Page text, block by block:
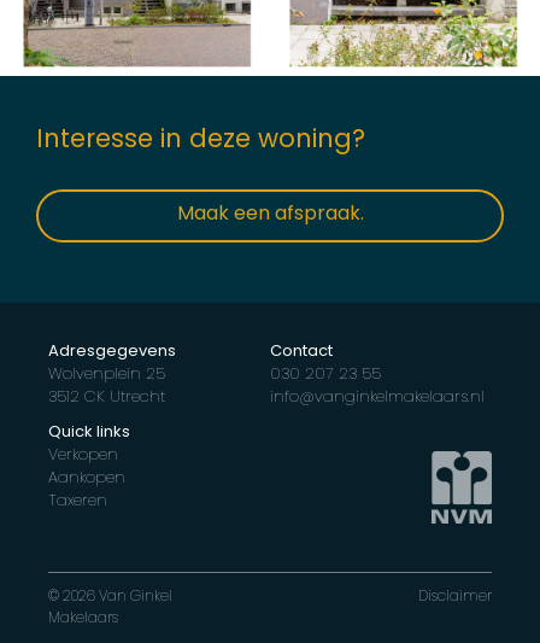
Interesse in deze woning?
Maak een afspraak.
Adresgegevens
Wolvenplein 25
3512 CK Utrecht
Contact
030 207 23 55
info@vanginkelmakelaars.nl
Quick links
Verkopen
Aankopen
Taxeren
© 2026 Van Ginkel
Makelaars
Disclaimer